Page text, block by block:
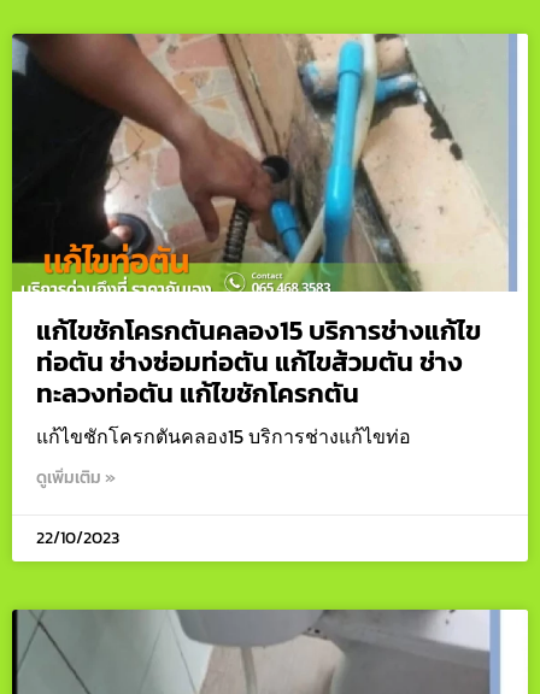
แก้ไขชักโครกตันคลอง15 บริการช่างแก้ไข
ท่อตัน ช่างซ่อมท่อตัน แก้ไขส้วมตัน ช่าง
ทะลวงท่อตัน แก้ไขชักโครกตัน
แก้ไขชักโครกตันคลอง15 บริการช่างแก้ไขท่อ
ดูเพิ่มเติม »
22/10/2023